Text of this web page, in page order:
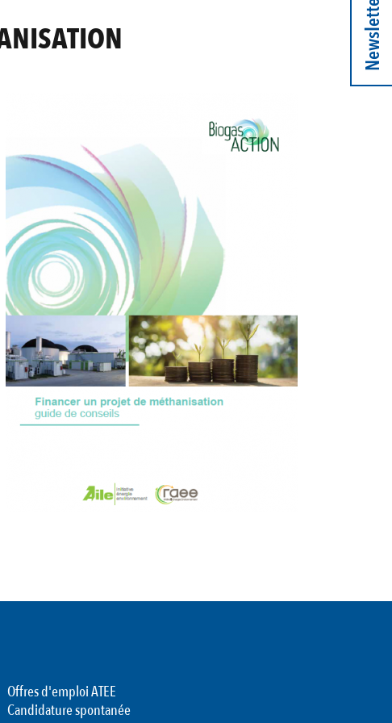
Newsletter
Offres d'emploi ATEE
Candidature spontanée